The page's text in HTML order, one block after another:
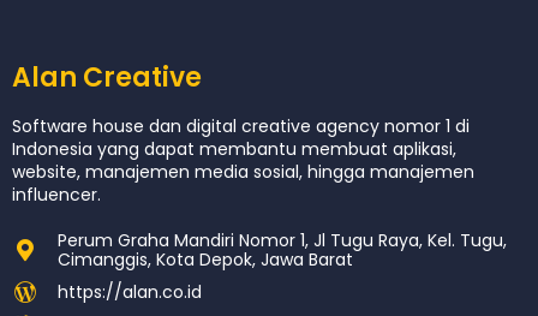
Alan Creative
Software house dan digital creative agency nomor 1 di
Indonesia yang dapat membantu membuat aplikasi,
website, manajemen media sosial, hingga manajemen
influencer.
Perum Graha Mandiri Nomor 1, Jl Tugu Raya, Kel. Tugu,
Cimanggis, Kota Depok, Jawa Barat
https://alan.co.id